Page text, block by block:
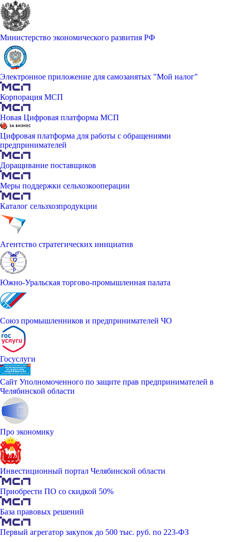
Министерство экономического развития РФ
Электронное приложение для самозанятых "Мой налог"
Корпорация МСП
Новая Цифровая платформа МСП
Цифровая платформа для работы с обращениями
предпринимателей
Доращивание поставщиков
Меры поддержки сельхозкооперации
Каталог сельзхозпродукции
Агентство стратегических инициатив
Южно-Уральская торгово-промышленная палата
Союз промышленников и предпринимателей ЧО
Госуслуги
Сайт Уполномоченного по защите прав предпринимателей в
Челябинской области
Про экономику
Инвестиционный портал Челябинской области
Приобрести ПО со скидкой 50%
База правовых решений
Первый агрегатор закупок до 500 тыс. руб. по 223-ФЗ